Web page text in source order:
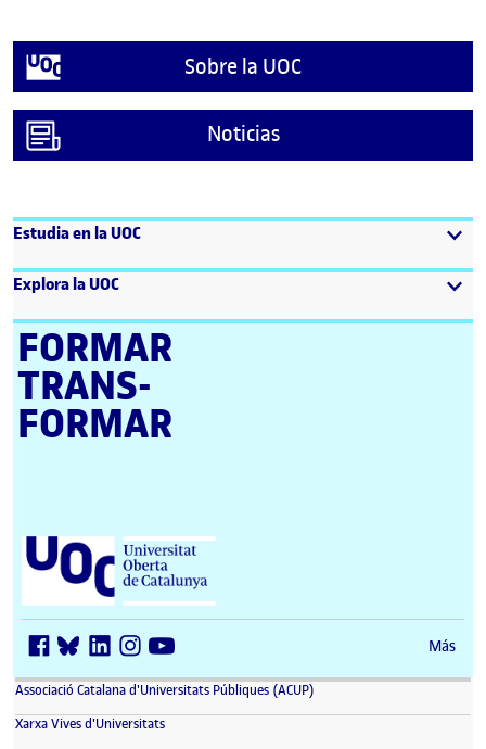
Sobre la UOC
Noticias
Estudia en la UOC
Explora la UOC
FORMAR
TRANS­
FORMAR
Universitat Oberta de Catalunya (UOC)
Más
Associació Catalana d'Universitats Públiques (ACUP)
Xarxa Vives d'Universitats(se abre en nueva ventana)